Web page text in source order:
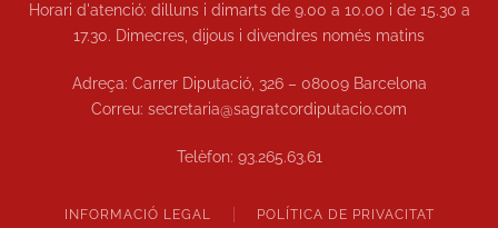
Horari d'atenció: dilluns i dimarts de9.00 a 10.00 i de 15.30 a
17.30. Dimecres, dijous i divendres només matins
Adreça: Carrer Diputació, 326 – 08009 Barcelona
Correu: secretaria@sagratcordiputacio.com
Telèfon: 93.265.63.61
INFORMACIÓ LEGAL POLÍTICA DE PRIVACITAT